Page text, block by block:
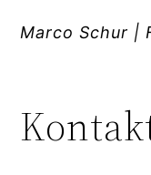
Inhalt
springen
Marco Schur |